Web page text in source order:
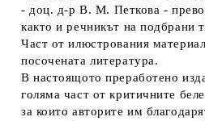
- доц. д-р В. М. Петкова -
както и речникът на подбрани
Част от илюстрования
посочената литература.
В настоящото преработено
голяма част от критичните
за които авторите им